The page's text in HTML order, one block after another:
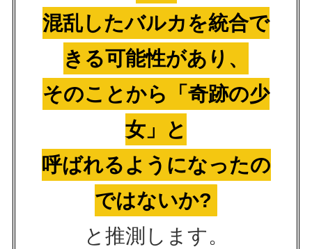
混乱したバルカを統合で
きる可能性があり、
そのことから「奇跡の少
女」と
呼ばれるようになったの
ではないか?
と推測します。